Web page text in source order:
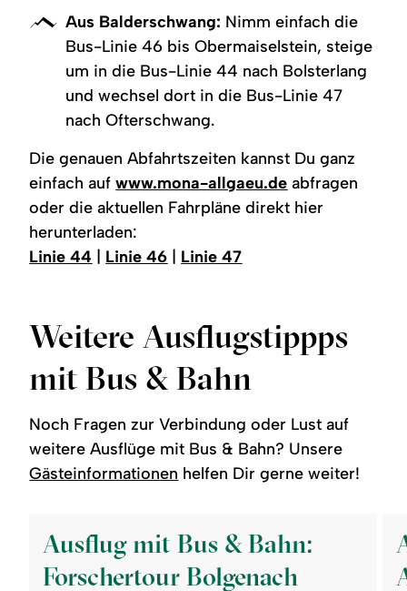
Aus Balderschwang: Nimm einfach die
Bus-Linie 46 bis Obermaiselstein, steige
um in die Bus-Linie 44 nach Bolsterlang
und wechsel dort in die Bus-Linie 47
nach Ofterschwang.
Die genauen Abfahrtszeiten kannst Du ganz
einfach aufwww.mona-allgaeu.de abfragen
oder die aktuellen Fahrpläne direkt hier
herunterladen:
Linie 44
Linie 46 Linie 47
Weitere Ausflugstippps
mit Bus & Bahn
Noch Fragen zur Verbindung oder Lust auf
weitere Ausflüge mit Bus & Bahn? Unsere
Gästeinformationen helfen Dir gerne weiter!
Ausflug mit Bus & Bahn:
Forschertour Bolgenach
Ausflug
mit
mit